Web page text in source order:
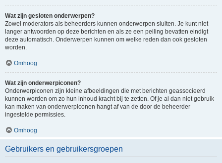
Wat zijn gesloten onderwerpen?
Zowel moderators als beheerders kunnen onderwerpen sluiten. Je kunt niet
langer antwoorden op deze berichten en als ze een peiling bevatten eindigt
deze automatisch. Onderwerpen kunnen om welke reden dan ook gesloten
worden.
Omhoog
Wat zijn onderwerpiconen?
Onderwerpiconen zijn kleine afbeeldingen die met berichten geassocieerd
kunnen worden om zo hun inhoud kracht bij te zetten. Of je al dan niet gebruik
kan maken van onderwerpiconen hangt af van de door de beheerder
ingestelde permissies.
Omhoog
Gebruikers en gebruikersgroepen